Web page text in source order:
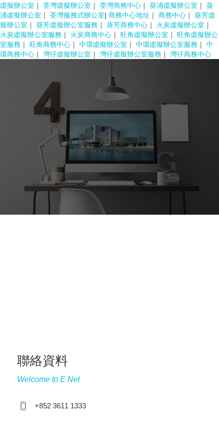
虛擬辦公室 ｜ 荃灣虛擬辦公室 ｜ 荃灣商務中心 ｜ 葵涌虛擬辦公室 ｜ 葵
涌虛擬辦公室 ｜ 荃灣服務式辦公室| 商務中心地址 ｜ 商務中心 ｜ 葵芳虛
擬辦公室 ｜ 葵芳虛擬辦公室服務 ｜ 葵芳商務中心 ｜ 火炭虛擬辦公室 ｜
火炭虛擬辦公室服務 ｜ 火炭商務中心 ｜ 旺角虛擬辦公室 ｜ 旺角虛擬辦公
室服務 ｜ 旺角商務中心 ｜ 中環虛擬辦公室 ｜ 中環虛擬辦公室服務 ｜ 中
環商務中心 ｜ 灣仔虛擬辦公室 ｜ 灣仔虛擬辦公室服務 ｜ 灣仔商務中心
聯絡資料
Welcome to E Net
+852 3611 1333